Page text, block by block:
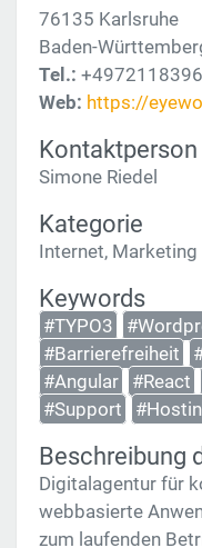
76135 Karlsruhe
Baden-
Tel.:
Web: https://
Kontaktperson
Simone Riedel
Kategorie
Internet, Marketing
Keywords
#TYPO3
#Barrierefreiheit
#Angular
#React
#Support
Beschreibung
Digitalagentur für
webbasierte
zum laufenden